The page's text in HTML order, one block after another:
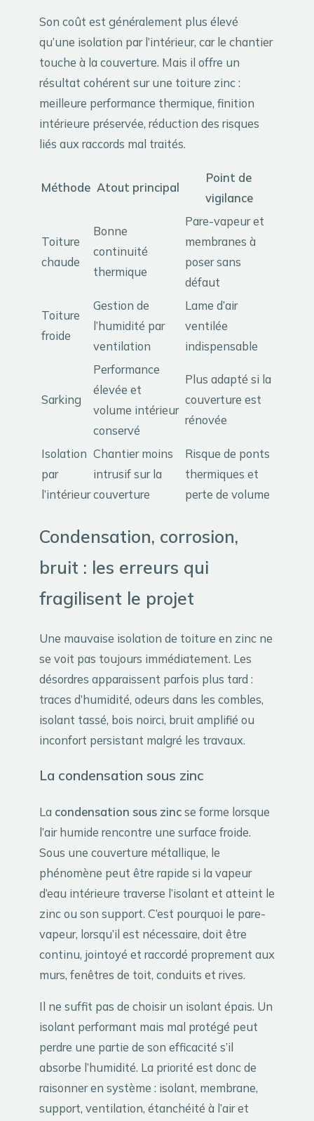
Son coût est généralement plus élevé
qu’une isolation par l’intérieur, car le chantier
touche à la couverture. Mais il offre un
résultat cohérent sur une toiture zinc :
meilleure performance thermique, finition
intérieure préservée, réduction des risques
liés aux raccords mal traités.
Méthode Atout principal
Point de
vigilance
Toiture
chaude
Bonne
continuité
thermique
Pare-vapeur et
membranes à
poser sans
défaut
Toiture
froide
Gestion de
l’humidité par
ventilation
Lame d’air
ventilée
indispensable
Sarking
Performance
élevée et
volume intérieur
conservé
Plus adapté si la
couverture est
rénovée
Isolation
par
l’intérieur
Chantier moins
intrusif sur la
couverture
Risque de ponts
thermiques et
perte de volume
Condensation, corrosion,
bruit : les erreurs qui
fragilisent le projet
Une mauvaise isolation de toiture en zinc ne
se voit pas toujours immédiatement. Les
désordres apparaissent parfois plus tard :
traces d’humidité, odeurs dans les combles,
isolant tassé, bois noirci, bruit amplifié ou
inconfort persistant malgré les travaux.
La condensation sous zinc
La condensation sous zincse forme lorsque
l’air humide rencontre une surface froide.
Sous une couverture métallique, le
phénomène peut être rapide si la vapeur
d’eau intérieure traverse l’isolant et atteint le
zinc ou son support. C’est pourquoi le pare-
vapeur, lorsqu’il est nécessaire, doit être
continu, jointoyé et raccordé proprement aux
murs, fenêtres de toit, conduits et rives.
Il ne suffit pas de choisir un isolant épais. Un
isolant performant mais mal protégé peut
perdre une partie de son efficacité s’il
absorbe l’humidité. La priorité est donc de
raisonner en système : isolant, membrane,
support, ventilation, étanchéité à l’air et